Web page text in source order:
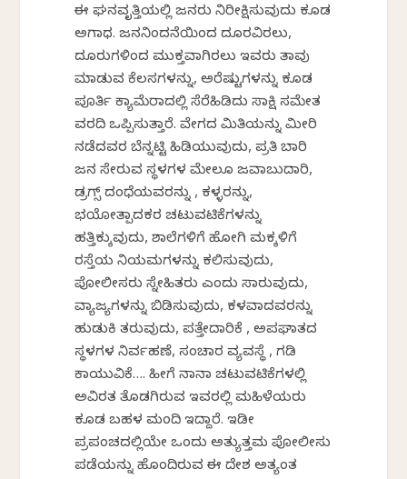
ಈ ಘನವೃತ್ತಿಯಲ್ಲಿ ಜನರು ನಿರೀಕ್ಷಿಸುವುದು ಕೂಡ
ಅಗಾಧ. ಜನನಿಂದನೆಯಿಂದ ದೂರವಿರಲು,
ದೂರುಗಳಿಂದ ಮುಕ್ತವಾಗಿರಲು ಇವರು ತಾವು
ಮಾಡುವ ಕೆಲಸಗಳನ್ನು, ಅರೆಷ್ಟುಗಳನ್ನು ಕೂಡ
ಪೂರ್ತಿ ಕ್ಯಾಮೆರಾದಲ್ಲಿ ಸೆರೆಹಿಡಿದು ಸಾಕ್ಷಿ ಸಮೇತ
ವರದಿ ಒಪ್ಪಿಸುತ್ತಾರೆ. ವೇಗದ ಮಿತಿಯನ್ನು ಮೀರಿ
ನಡೆದವರ ಬೆನ್ನಟ್ಟಿ ಹಿಡಿಯುವುದು, ಪ್ರತಿ ಬಾರಿ
ಜನ ಸೇರುವ ಸ್ಥಳಗಳ ಮೇಲೂ ಜವಾಬುದಾರಿ,
ಡ್ರಗ್ಸ್ ದಂಧೆಯವರನ್ನು , ಕಳ್ಳರನ್ನು,
ಭಯೋತ್ಪಾದಕರ ಚಟುವಟಿಕೆಗಳನ್ನು
ಹತ್ತಿಕ್ಕುವುದು, ಶಾಲೆಗಳಿಗೆ ಹೋಗಿ ಮಕ್ಕಳಿಗೆ
ರಸ್ತೆಯ ನಿಯಮಗಳನ್ನು ಕಲಿಸುವುದು,
ಪೋಲೀಸರು ಸ್ನೇಹಿತರು ಎಂದು ಸಾರುವುದು,
ವ್ಯಾಜ್ಯಗಳನ್ನು ಬಿಡಿಸುವುದು, ಕಳವಾದವರನ್ನು
ಹುಡುಕಿ ತರುವುದು, ಪತ್ತೇದಾರಿಕೆ , ಅಪಘಾತದ
ಸ್ಥಳಗಳ ನಿರ್ವಹಣೆ, ಸಂಚಾರ ವ್ಯವಸ್ಥೆ , ಗಡಿ
ಕಾಯುವಿಕೆ…. ಹೀಗೆ ನಾನಾ ಚಟುವಟಿಕೆಗಳಲ್ಲಿ
ಅವಿರತ ತೊಡಗಿರುವ ಇವರಲ್ಲಿ ಮಹಿಳೆಯರು
ಕೂಡ ಬಹಳ ಮಂದಿ ಇದ್ದಾರೆ. ಇಡೀ
ಪ್ರಪಂಚದಲ್ಲಿಯೇ ಒಂದು ಅತ್ಯುತ್ತಮ ಪೋಲೀಸು
ಪಡೆಯನ್ನು ಹೊಂದಿರುವ ಈ ದೇಶ ಅತ್ಯಂತ